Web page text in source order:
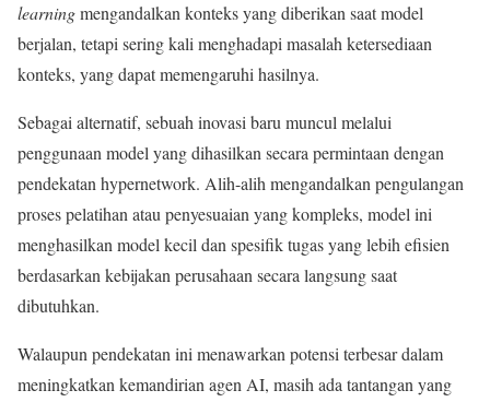
learningmengandalkan konteks yang diberikan saat model
berjalan, tetapi sering kali menghadapi masalah ketersediaan
konteks, yang dapat memengaruhi hasilnya.
Sebagai alternatif, sebuah inovasi baru muncul melalui
penggunaan model yang dihasilkan secara permintaan dengan
pendekatan hypernetwork. Alih-alih mengandalkan pengulangan
proses pelatihan atau penyesuaian yang kompleks, model ini
menghasilkan model kecil dan spesifik tugas yang lebih efisien
berdasarkan kebijakan perusahaan secara langsung saat
dibutuhkan.
Walaupun pendekatan ini menawarkan potensi terbesar dalam
meningkatkan kemandirian agen AI, masih ada tantangan yang